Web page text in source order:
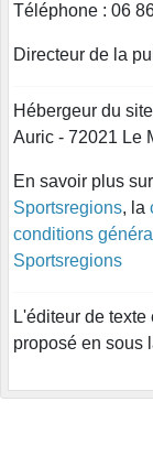
Téléphone : 06
Directeur de la
Hébergeur du
Auric - 72021 Le
En savoir plus
Sportsregions, la
conditions
Sportsregions
L'éditeur de texte
proposé en sous